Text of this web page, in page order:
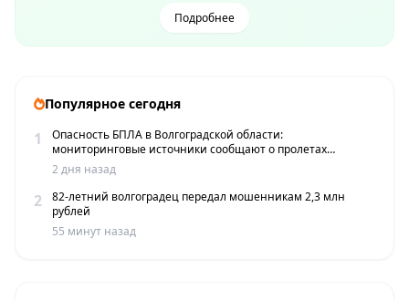
Подробнее
Популярное сегодня
1
Опасность БПЛА в Волгоградской области:
мониторинговые источники сообщают о пролетах
беспилотников
2 дня назад
2
82-летний волгоградец передал мошенникам 2,3 млн
рублей
55 минут назад